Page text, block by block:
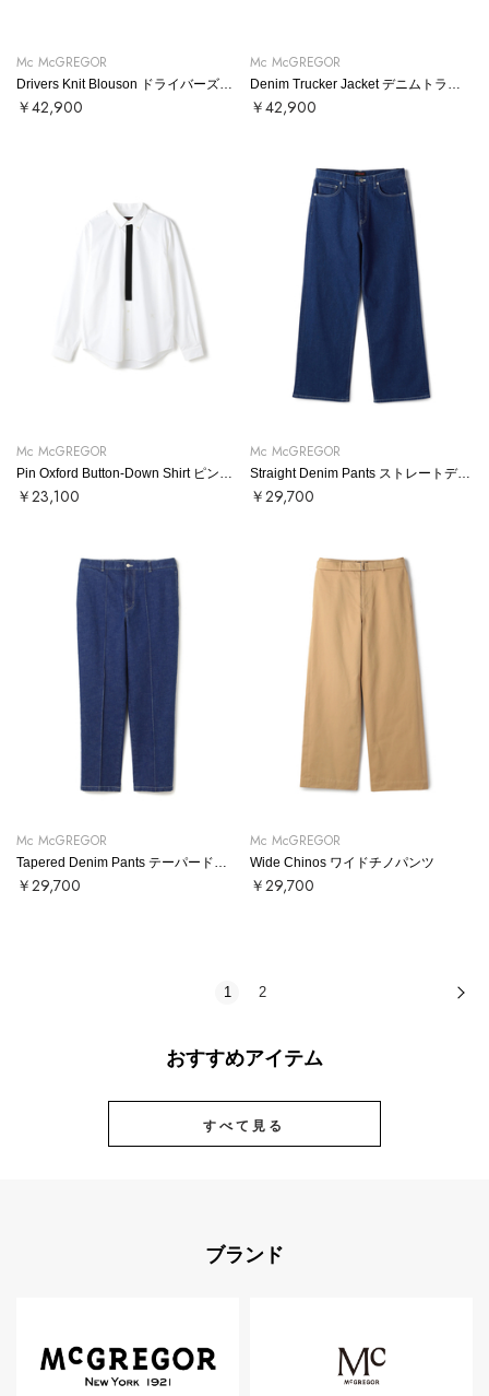
Mc McGREGOR
￥42,900
Mc McGREGOR
￥42,900
Mc McGREGOR
￥23,100
Mc McGREGOR
Straight Denim Pants ストレートデニムパンツ
￥29,700
Mc McGREGOR
￥29,700
Mc McGREGOR
Wide Chinos ワイドチノパンツ
￥29,700
1 2
おすすめアイテム
すべて見る
ブランド